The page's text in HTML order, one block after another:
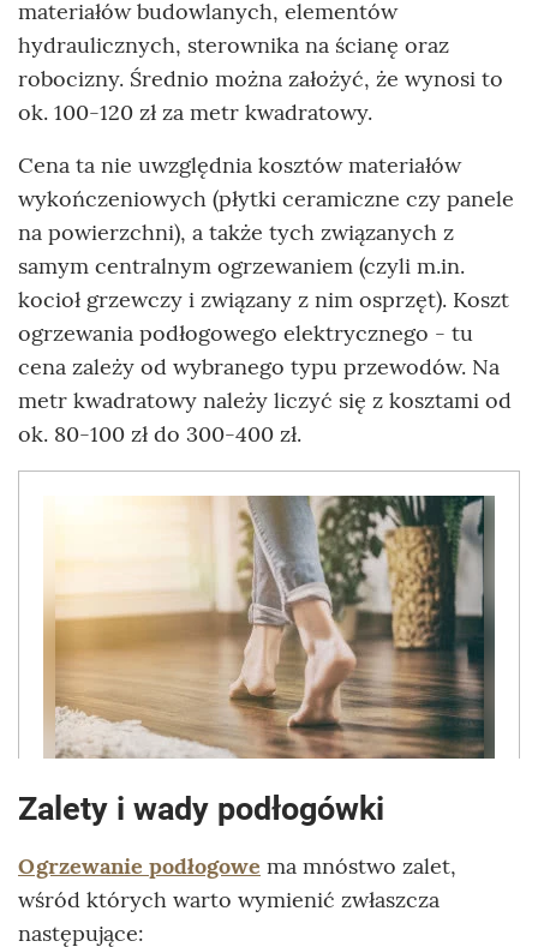
materiałów budowlanych, elementów
hydraulicznych, sterownika na ścianę oraz
robocizny. Średnio można założyć, że wynosi to
ok. 100-120 zł za metr kwadratowy.
Cena ta nie uwzględnia kosztów materiałów
wykończeniowych (płytki ceramiczne czy panele
na powierzchni), a także tych związanych z
samym centralnym ogrzewaniem (czyli m.in.
kocioł grzewczy i związany z nim osprzęt). Koszt
ogrzewania podłogowego elektrycznego - tu
cena zależy od wybranego typu przewodów. Na
metr kwadratowy należy liczyć się z kosztami od
ok. 80-100 zł do 300-400 zł.
Zalety i wady podłogówki
Ogrzewanie podłogowe ma mnóstwo zalet,
wśród których warto wymienić zwłaszcza
następujące: